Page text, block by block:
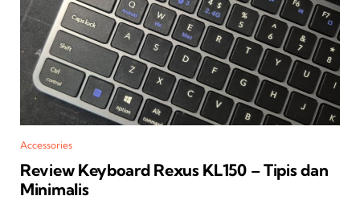
Accessories
Review Keyboard Rexus KL150 – Tipis dan
Minimalis